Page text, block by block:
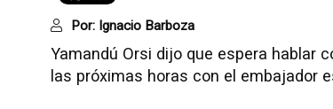
Por: Ignacio Barboza
Yamandú Orsi dijo que espera hablar
las próximas horas con el embajador